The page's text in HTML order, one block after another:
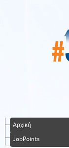
Αρχική
JobPoints